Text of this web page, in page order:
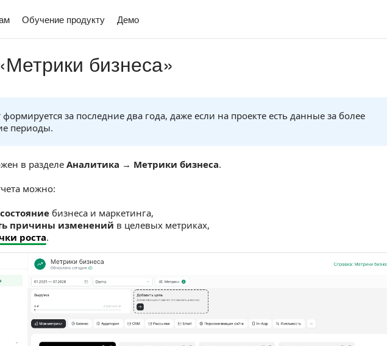
Обучение продукту Демо
бизнеса»
формируется за последние два года, даже если на проекте есть данные за более
периоды.
в разделе Аналитика → Метрики бизнеса.
можно:
бизнеса и маркетинга,
причины изменений в целевых метриках,
роста.